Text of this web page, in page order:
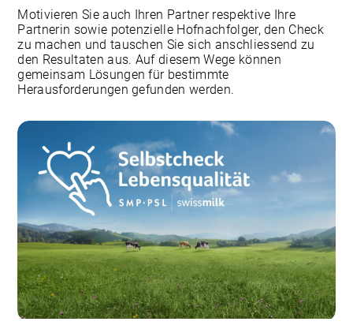
Motivieren Sie auch Ihren Partner respektive Ihre
Partnerin sowie potenzielle Hofnachfolger, den Check
zu machen und tauschen Sie sich anschliessend zu
den Resultaten aus. Auf diesem Wege können
gemeinsam Lösungen für bestimmte
Herausforderungen gefunden werden.